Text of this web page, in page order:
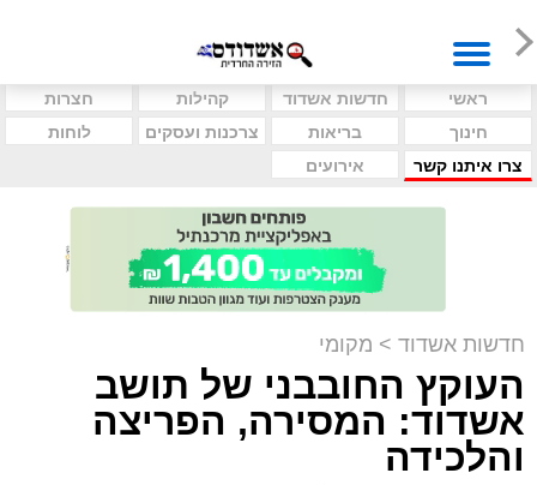
ראשי חדשות אשדוד קהילות
חצרות
חינוך
בריאות צרכנות ועסקים
לוחות
צרו איתנו קשר
אירועים
חדשות אשדוד > מקומי
העוקץ החובבני של תושב
אשדוד: המסירה, הפריצה
והלכידה